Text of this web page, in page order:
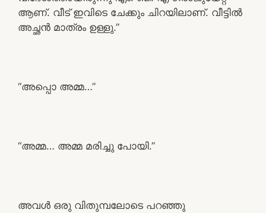
ആണ്. വീട് ഇവിടെ ചേക്കും ചിറയിലാണ്. വീട്ടിൽ
അച്ഛൻ മാത്രം ഉള്ളു.”
“അപ്പൊ അമ്മ…”
“അമ്മ… അമ്മ മരിച്ചു പോയി.”
അവൾ ഒരു വിതുമ്പലോടെ പറഞ്ഞു